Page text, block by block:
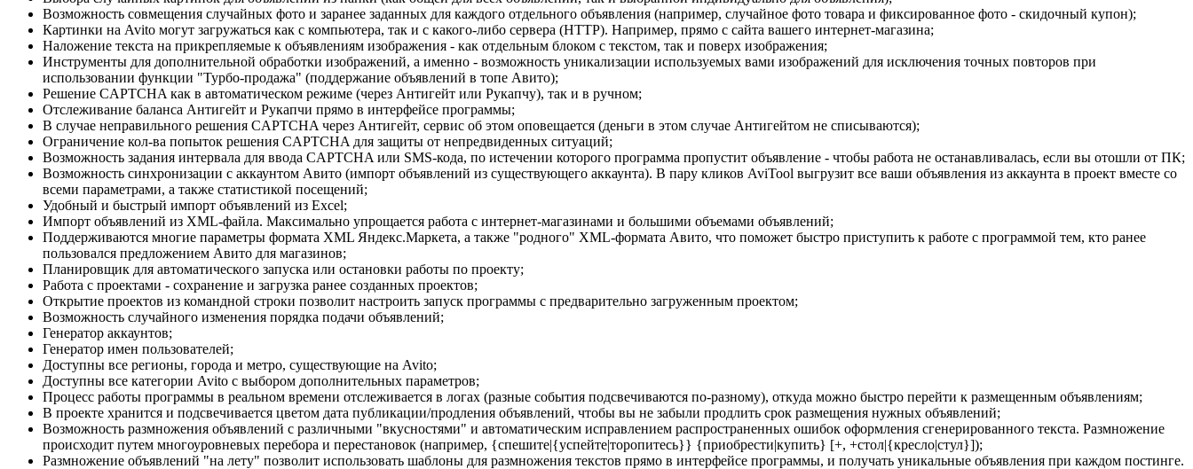
Возможность совмещения случайных фото и заранее заданных для каждого отдельного объявления (например, случайное фото товара и фиксированное фото - скидочный купон);
Картинки на Avito могут загружаться как с компьютера, так и с какого-либо сервера (HTTP). Например, прямо с сайта вашего интернет-магазина;
Наложение текста на прикрепляемые к объявлениям изображения - как отдельным блоком с текстом, так и поверх изображения;
Инструменты для дополнительной обработки изображений, а именно - возможность уникализации используемых вами изображений для исключения точных повторов при
использовании функции "Турбо-продажа" (поддержание объявлений в топе Авито);
Решение CAPTCHA как в автоматическом режиме (через Антигейт или Рукапчу), так и в ручном;
Отслеживание баланса Антигейт и Рукапчи прямо в интерфейсе программы;
В случае неправильного решения CAPTCHA через Антигейт, сервис об этом оповещается (деньги в этом случае Антигейтом не списываются);
Ограничение кол-ва попыток решения CAPTCHA для защиты от непредвиденных ситуаций;
Возможность задания интервала для ввода CAPTCHA или SMS-кода, по истечении которого программа пропустит объявление - чтобы работа не останавливалась, если вы отошли от ПК;
Возможность синхронизации с аккаунтом Авито (импорт объявлений из существующего аккаунта). В пару кликов AviTool выгрузит все ваши объявления из аккаунта в проект вместе со
всеми параметрами, а также статистикой посещений;
Удобный и быстрый импорт объявлений из Excel;
Импорт объявлений из XML-файла. Максимально упрощается работа с интернет-магазинами и большими объемами объявлений;
Поддерживаются многие параметры формата XML Яндекс.Маркета, а также "родного" XML-формата Авито, что поможет быстро приступить к работе с программой тем, кто ранее
пользовался предложением Авито для магазинов;
Планировщик для автоматического запуска или остановки работы по проекту;
Работа с проектами - сохранение и загрузка ранее созданных проектов;
Открытие проектов из командной строки позволит настроить запуск программы с предварительно загруженным проектом;
Возможность случайного изменения порядка подачи объявлений;
Генератор аккаунтов;
Генератор имен пользователей;
Доступны все регионы, города и метро, существующие на Avito;
Доступны все категории Avito с выбором дополнительных параметров;
Процесс работы программы в реальном времени отслеживается в логах (разные события подсвечиваются по-разному), откуда можно быстро перейти к размещенным объявлениям;
В проекте хранится и подсвечивается цветом дата публикации/продления объявлений, чтобы вы не забыли продлить срок размещения нужных объявлений;
Возможность размножения объявлений с различными "вкусностями" и автоматическим исправлением распространенных ошибок оформления сгенерированного текста. Размножение
происходит путем многоуровневых перебора и перестановок (например, {спешите|{успейте|торопитесь}} {приобрести|купить} [+, +стол|{кресло|стул}]);
Размножение объявлений "на лету" позволит использовать шаблоны для размножения текстов прямо в интерфейсе программы, и получать уникальные объявления при каждом постинге.